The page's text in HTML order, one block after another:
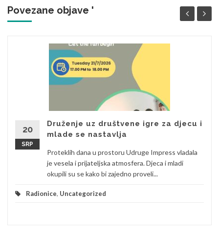
Povezane objave '
20
SRP
Druženje uz društvene igre za djecu i
mlade se nastavlja
Proteklih dana u prostoru Udruge Impress vladala
je vesela i prijateljska atmosfera. Djeca i mladi
okupili su se kako bi zajedno proveli...
Radionice, Uncategorized